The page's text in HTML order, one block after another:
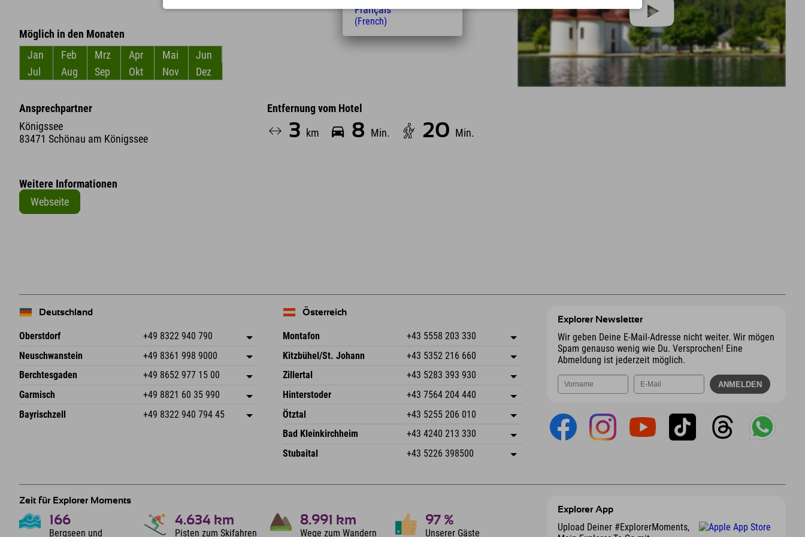
Möglich in den Monaten
Jan
Feb Mrz Apr Mai
Jun
Jul
Aug Sep Okt Nov Dez
Ansprechpartner
Königssee
83471 Schönau am Königssee
Entfernung vom Hotel
3 km 8 Min. 20 Min.
Weitere Informationen
Webseite
Deutschland
Oberstdorf +49 8322 940 790
An der Breitach 3
Deutschland
Adresse speichern
Buchen
Neuschwanstein +49 8361 998 9000
An der Riese 45
87484 Nesselwang im Allgäu
Deutschland
Adresse speichern
Buchen
Berchtesgaden +49 8652 977 15 00
Hofreitstr. 7
Deutschland
Adresse speichern
Buchen
Garmisch +49 8821 60 35 990
Frickenstraße 22
82490 Farchant
Adresse speichern
Bayrischzell +49 8322 940 794 45
Österreich
Montafon +43 5558 203 330
Dorfstr. 127b
6793 Gaschurn/Montafon
Österreich
Adresse speichern
Buchen
Kitzbühel/St. Johann +43 5352 216 660
Speckbacherstraße 87
Österreich
Adresse speichern
Buchen
Zillertal +43 5283 393 930
Schmiedau 2
Österreich
Adresse speichern
Buchen
Hinterstoder +43 7564 204 440
Freizeitpark 10
Österreich
Adresse speichern
Buchen
Ötztal +43 5255 206 010
Gscheat 14
Österreich
Adresse speichern
Buchen
Bad Kleinkirchheim +43 4240 213 330
Dorfstraße 24
Adresse speichern
Mail senden
Stubaital +43 5226 398500
Explorer Newsletter
Wir geben Deine E-Mail-Adresse nicht weiter. Wir mögen
Spam genauso wenig wie Du. Versprochen! Eine
Abmeldung ist jederzeit möglich.
Explorer App
Upload Deiner #ExplorerMoments,
Zeit für Explorer Moments
166
Bergseen und
4.634 km
Pisten zum Skifahren
8.991 km
Wege zum Wandern
97 %
Unserer Gäste
Français
(French)